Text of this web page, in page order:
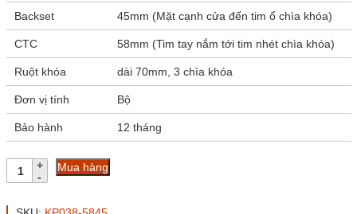
Backset 45mm (Mặt cạnh cửa đến tim ổ chìa khóa)
CTC 58mm (Tim tay nắm tới tim nhét chìa khóa)
Ruột khóa dài 70mm, 3 chìa khóa
Đơn vị tính Bộ
Bảo hành 12 tháng
Khóa
cửa
KP038-
Mua hàng